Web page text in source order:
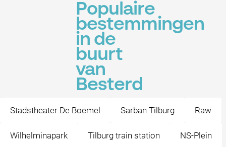
Populaire
bestemmingen
in de
buurt
van
Besterd
Stadstheater De Boemel Sarban Tilburg Raw
Wilhelminapark Tilburg train station NS-Plein